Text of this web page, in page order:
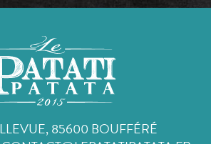
85600 BOUFFÉRÉ